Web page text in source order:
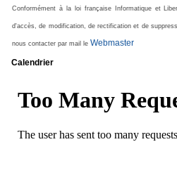
Conformément à la loi française Informatique et
d'accès, de modification, de rectification et de
nous contacter par mail le Webmaster
Calendrier